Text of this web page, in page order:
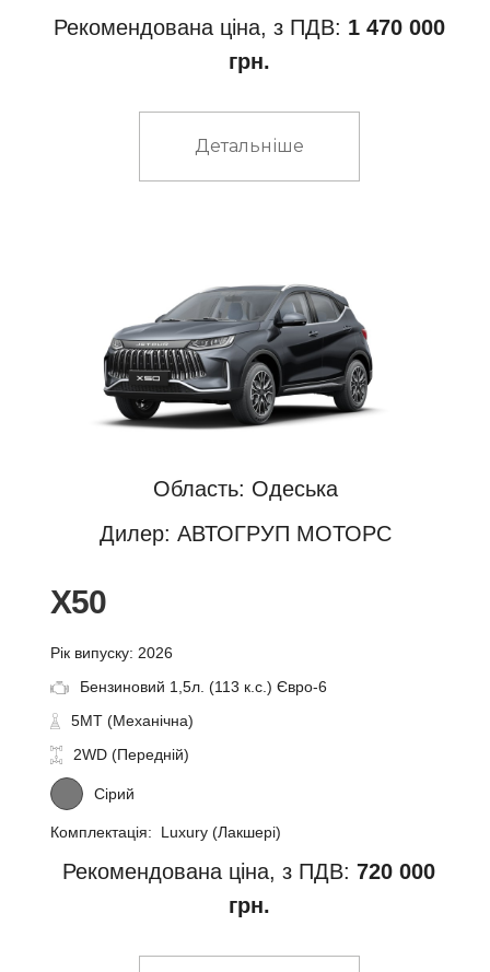
Рекомендована ціна, з ПДВ: 1 470 000
грн.
Детальніше
Область: Одеська
Дилер: АВТОГРУП МОТОРС
X50
Рік випуску: 2026
Бензиновий 1,5л. (113 к.с.) Євро-6
5MT (Механічна)
2WD (Передній)
Сірий
Комплектація: Luxury (Лакшері)
Рекомендована ціна, з ПДВ: 720 000
грн.